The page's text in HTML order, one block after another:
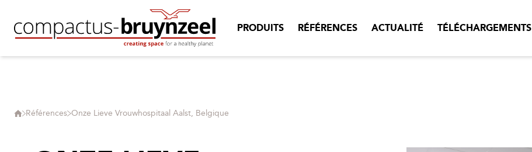
PRODUITS RÉFÉRENCES ACTUALITÉ TÉLÉCHARGEMENTS
Références Onze Lieve Vrouwhospitaal Aalst, Belgique